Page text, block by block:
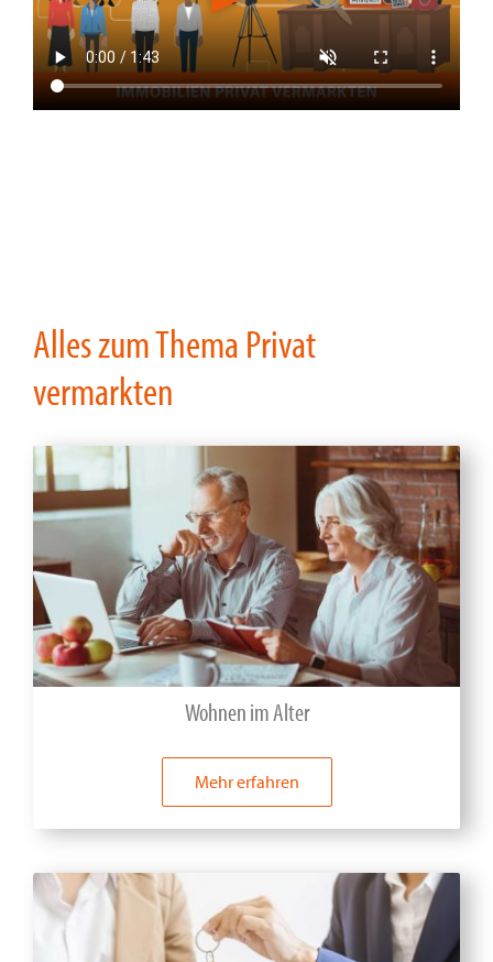
Alles zum Thema Privat
vermarkten
Wohnen im Alter
Mehr erfahren